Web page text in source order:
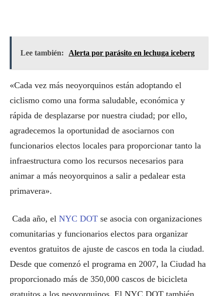
Lee también: Alerta por parásito en lechuga iceberg
«Cada vez más neoyorquinos están adoptando el
ciclismo como una forma saludable, económica y
rápida de desplazarse por nuestra ciudad; por ello,
agradecemos la oportunidad de asociarnos con
funcionarios electos locales para proporcionar tanto la
infraestructura como los recursos necesarios para
animar a más neoyorquinos a salir a pedalear esta
primavera».
Cada año, el NYC DOT se asocia con organizaciones
comunitarias y funcionarios electos para organizar
eventos gratuitos de ajuste de cascos en toda la ciudad.
Desde que comenzó el programa en 2007, la Ciudad ha
proporcionado más de 350,000 cascos de bicicleta
gratuitos a los neoyorquinos. El NYC DOT también